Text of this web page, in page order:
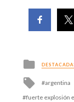
Posted
in
Tagged
with
argentina
fuerte explosión